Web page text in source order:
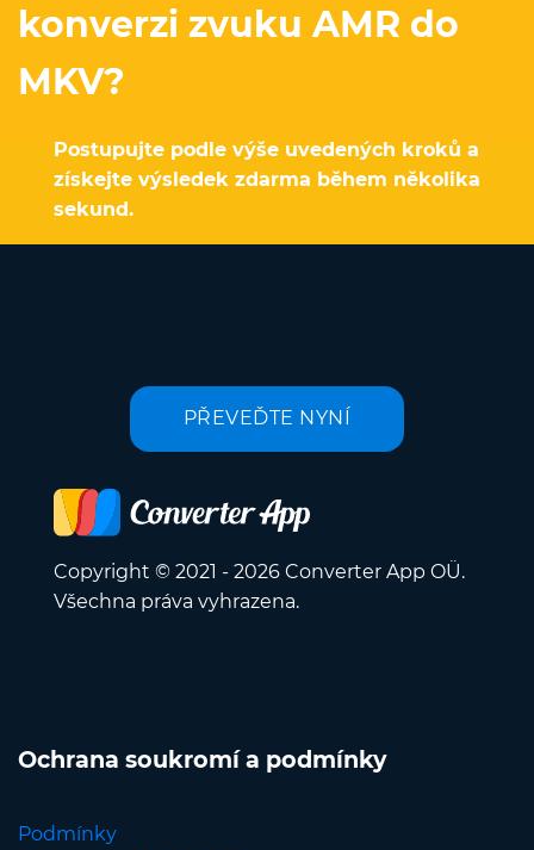
konverzi zvuku AMR do
MKV?
Postupujte podle výše uvedených kroků a
získejte výsledek zdarma během několika
sekund.
PŘEVEĎTE NYNÍ
Copyright © 2021 - 2026 Converter App OÜ.
Všechna práva vyhrazena.
Ochrana soukromí a podmínky
Podmínky